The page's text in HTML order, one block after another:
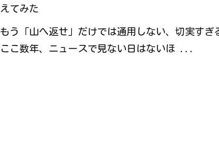
えてみた
もう「山へ返せ」だけでは通用しない、切実すぎ
ここ数年、ニュースで見ない日はないほ ...